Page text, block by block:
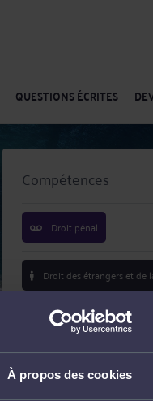
À propos des cookies
QUESTIONS ÉCRITES
Compétences
Droit pénal
Droit des étrangers et de
Droit du travail